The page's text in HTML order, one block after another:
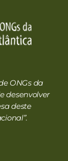
ONGs da
desenvolver
deste